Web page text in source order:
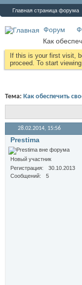
Главная страница форума
Форум
Как
If this is your first visit,
proceed. To start
Тема: Как обеспечить
28.02.2014, 15:56
Prestima
Новый участник
Регистрация
30.10.2013
Сообщений
5